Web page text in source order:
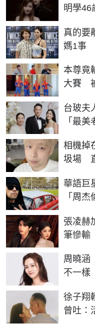
明學46
真的要
媽1事
本尊竟
大賽
台玻夫
「最
相機掉
圾場
華語巨
「周
張凌赫
筆慘輸
周曉涵
不一樣
徐子翔
曾吐：